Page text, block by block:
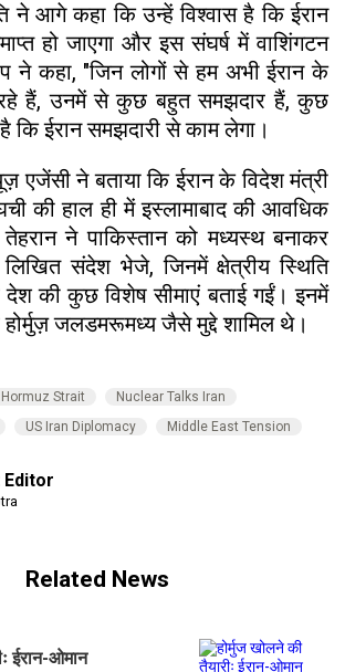
ने आगे कहा कि उन्हें विश्वास है कि ईरान
हो जाएगा और इस संघर्ष में वाशिंगटन
ने कहा, "जिन लोगों से हम अभी ईरान के
रहे हैं, उनमें से कुछ बहुत समझदार हैं, कुछ
कि ईरान समझदारी से काम लेगा।
एजेंसी ने बताया कि ईरान के विदेश मंत्री
की हाल ही में इस्लामाबाद की आवधिक
तेहरान ने पाकिस्तान को मध्यस्थ बनाकर
लिखित संदेश भेजे, जिनमें क्षेत्रीय स्थिति
की कुछ विशेष सीमाएं बताई गईं। इनमें
जलडमरूमध्य जैसे मुद्दे शामिल थे।
Hormuz Strait
Nuclear Talks Iran
US Iran Diplomacy Middle East Tension
Related News
ईरान-ओमान